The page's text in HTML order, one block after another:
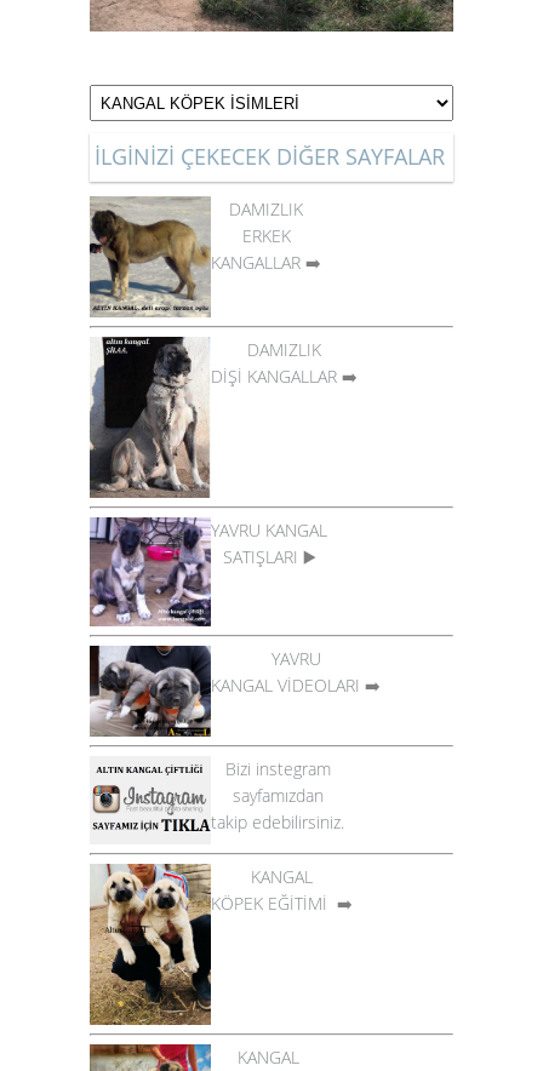
İLGİNİZİ ÇEKECEK DİĞER SAYFALAR
DAMIZLIK
ERKEK
KANGALLAR ➡️
DAMIZLIK
DİŞİ KANGALLAR ➡️
YAVRU KANGAL
SATIŞLARI ▶️
YAVRU
KANGAL VİDEOLARI ➡️
Bizi instegram
sayfamızdan
takip edebilirsiniz.
KANGAL
KÖPEK EĞİTİMİ ➡️
KANGAL